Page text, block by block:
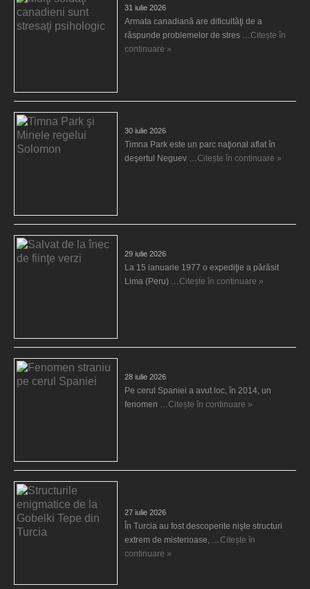
31 iulie 2026
Armata canadiană are dificultăţi de a
răspunde problemelor de stres …Citește în
continuare »
30 iulie 2026
Timna Park este un parc naţional aflat în
deşertul Neguev …Citește în continuare »
29 iulie 2026
La 15 ianuarie 1977 o expediţie a părăsit
Lima (Peru) …Citește în continuare »
28 iulie 2026
Pe cerul Spaniei a avut loc, în 2014, un
fenomen …Citește în continuare »
27 iulie 2026
În Turcia au fost descoperite nişte structuri
extrem de misterioase, …Citește în
continuare »